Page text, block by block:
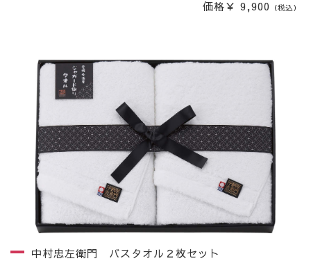
価格￥ 9,900 （税込）
中村忠左衛門 バスタオル２枚セット